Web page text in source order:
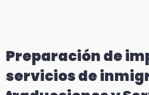
Preparación de
servicios de